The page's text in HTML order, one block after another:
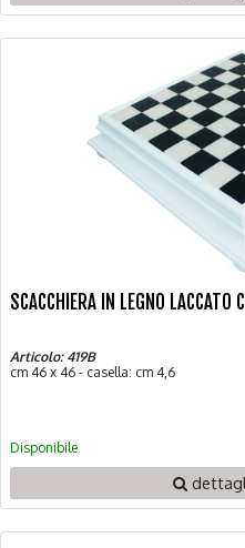
SCACCHIERA IN LEGNO
Articolo: 419B
cm 46 x 46 - casella: cm 4,6
Disponibile